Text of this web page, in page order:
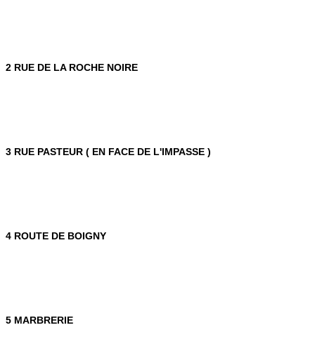
2 RUE DE LA ROCHE NOIRE
3 RUE PASTEUR ( EN FACE DE L'IMPASSE )
4 ROUTE DE BOIGNY
5 MARBRERIE